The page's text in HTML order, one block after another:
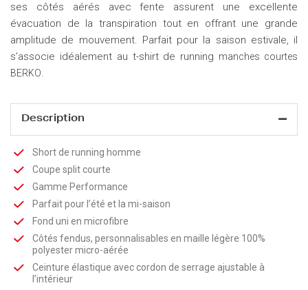
ses côtés aérés avec fente assurent une excellente
évacuation de la transpiration tout en offrant une grande
amplitude de mouvement. Parfait pour la saison estivale, il
s’associe idéalement au t-shirt de running manches courtes
BERKO.
Description
Short de running homme
Coupe split courte
Gamme Performance
Parfait pour l’été et la mi-saison
Fond uni en microfibre
Côtés fendus, personnalisables en maille légère 100%
polyester micro-aérée
Ceinture élastique avec cordon de serrage ajustable à
l’intérieur